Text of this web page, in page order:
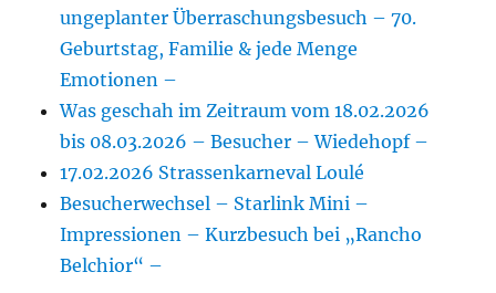
ungeplanter Überraschungsbesuch – 70.
Geburtstag, Familie & jede Menge
Emotionen –
Was geschah im Zeitraum vom 18.02.2026
bis 08.03.2026 – Besucher – Wiedehopf –
17.02.2026 Strassenkarneval Loulé
Besucherwechsel – Starlink Mini –
Impressionen – Kurzbesuch bei „Rancho
Belchior“ –